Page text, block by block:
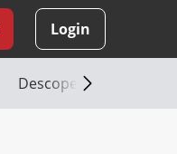
Login
Descoperă România